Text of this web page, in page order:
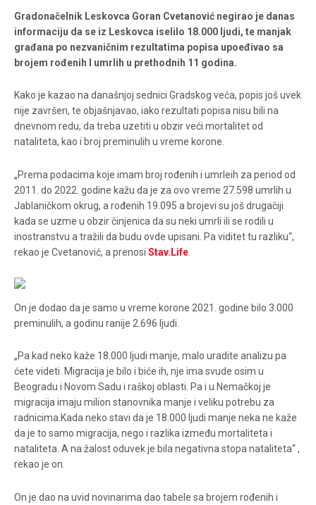
Gradonačelnik Leskovca Goran Cvetanović negirao je danas
informaciju da se iz Leskovca iselilo 18.000 ljudi, te manjak
građana po nezvaničnim rezultatima popisa upoeđivao sa
brojem rođenih I umrlih u prethodnih 11 godina.
Kako je kazao na današnjoj sednici Gradskog veća, popis još uvek
nije završen, te objašnjavao, iako rezultati popisa nisu bili na
dnevnom redu, da treba uzetiti u obzir veći mortalitet od
nataliteta, kao i broj preminulih u vreme korone.
„Prema podacima koje imam broj rođenih i umrleih za period od
2011. do 2022. godine kažu da je za ovo vreme 27.598 umrlih u
Jablaničkom okrug, a rođenih 19.095 a brojevi su još drugačiji
kada se uzme u obzir činjenica da su neki umrli ili se rodili u
inostranstvu a tražili da budu ovde upisani. Pa viditet tu razliku“,
rekao je Cvetanović, a prenosi Stav.Life
On je dodao da je samo u vreme korone 2021. godine bilo 3.000
preminulih, a godinu ranije 2.696 ljudi.
„Pa kad neko kaže 18.000 ljudi manje, malo uradite analizu pa
ćete videti. Migracija je bilo i biće ih, nje ima svude osim u
Beogradu i Novom Sadu i raškoj oblasti. Pa i u Nemačkoj je
migracija imaju milion stanovnika manje i veliku potrebu za
radnicima.Kada neko stavi da je 18.000 ljudi manje neka ne kaže
da je to samo migracija, nego i razlika između mortaliteta i
nataliteta. A na žalost oduvek je bila negativna stopa nataliteta“ ,
rekao je on.
On je dao na uvid novinarima dao tabele sa brojem rođenih i